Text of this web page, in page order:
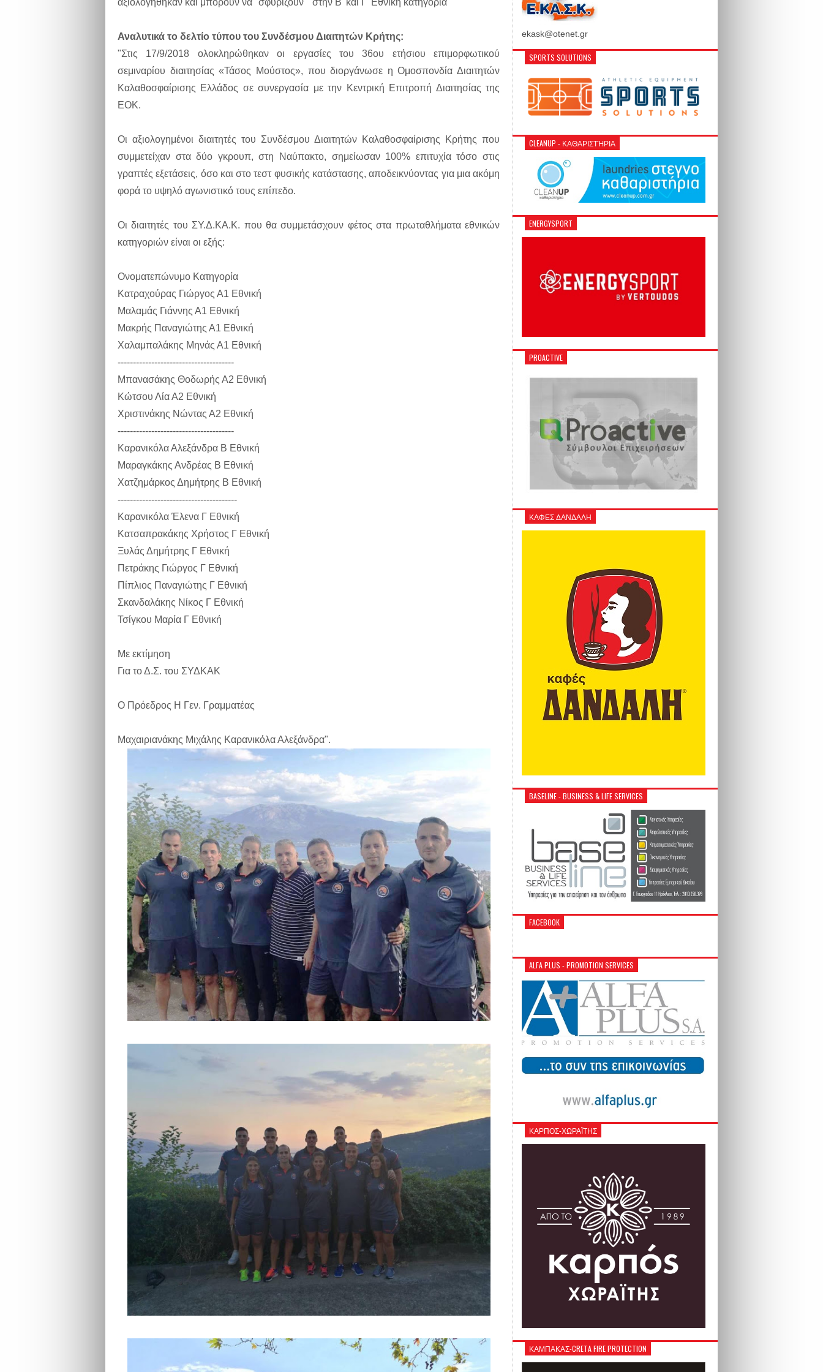
αξιολογηθηκαν και μπορουν να "σφυρίζουν" στην Β' και Γ' Εθνικη κατηγορια
Αναλυτικά το δελτίο τύπου του Συνδέσμου Διαιτητών Κρήτης:
"Στις 17/9/2018 ολοκληρώθηκαν οι εργασίες του 36ου ετήσιου επιμορφωτικού
σεμιναρίου διαιτησίας «Τάσος Μούστος», που διοργάνωσε η Ομοσπονδία Διαιτητών
Καλαθοσφαίρισης Ελλάδος σε συνεργασία με την Κεντρική Επιτροπή Διαιτησίας της
ΕΟΚ.
Οι αξιολογημένοι διαιτητές του Συνδέσμου Διαιτητών Καλαθοσφαίρισης Κρήτης που
συμμετείχαν στα δύο γκρουπ, στη Ναύπακτο, σημείωσαν 100% επιτυχία τόσο στις
γραπτές εξετάσεις, όσο και στο τεστ φυσικής κατάστασης, αποδεικνύοντας για μια ακόμη
φορά το υψηλό αγωνιστικό τους επίπεδο.
Οι διαιτητές του ΣΥ.Δ.ΚΑ.Κ. που θα συμμετάσχουν φέτος στα πρωταθλήματα εθνικών
κατηγοριών είναι οι εξής:
Ονοματεπώνυμο Κατηγορία
Κατραχούρας Γιώργος Α1 Εθνική
Μαλαμάς Γιάννης Α1 Εθνική
Μακρής Παναγιώτης Α1 Εθνική
Χαλαμπαλάκης Μηνάς Α1 Εθνική
--------------------------------------
Μπανασάκης Θοδωρής Α2 Εθνική
Κώτσου Λία Α2 Εθνική
Χριστινάκης Νώντας Α2 Εθνική
--------------------------------------
Καρανικόλα Αλεξάνδρα Β Εθνική
Μαραγκάκης Ανδρέας Β Εθνική
Χατζημάρκος Δημήτρης Β Εθνική
---------------------------------------
Καρανικόλα Έλενα Γ Εθνική
Κατσαπρακάκης Χρήστος Γ Εθνική
Ξυλάς Δημήτρης Γ Εθνική
Πετράκης Γιώργος Γ Εθνική
Πίπλιος Παναγιώτης Γ Εθνική
Σκανδαλάκης Νίκος Γ Εθνική
Τσίγκου Μαρία Γ Εθνική
Με εκτίμηση
Για το Δ.Σ. του ΣΥΔΚΑΚ
Ο Πρόεδρος Η Γεν. Γραμματέας
Μαχαιριανάκης Μιχάλης Καρανικόλα Αλεξάνδρα".
ekask@otenet.gr
SPORTS SOLUTIONS
CLEANUP - ΚΑΘΑΡΙΣΤΉΡΙΑ
ENERGYSPORT
PROACTIVE
ΚΑΦΕΣ ΔΑΝΔΑΛΗ
BASELINE - BUSINESS & LIFE SERVICES
FACEBOOK
ALFA PLUS - PROMOTION SERVICES
ΚΑΡΠΟΣ-ΧΩΡΑΪΤΗΣ
ΚΑΜΠΑΚΑΣ-CRETA FIRE PROTECTION